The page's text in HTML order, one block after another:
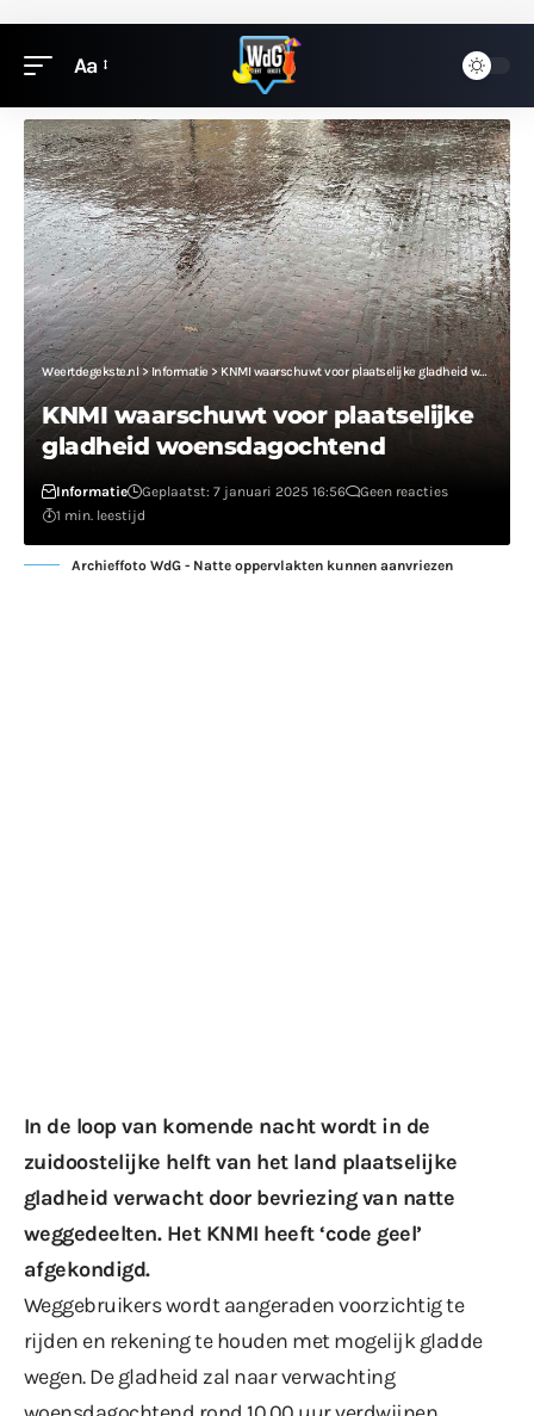
Aa
Weertdegekste.nl> Informatie > KNMI waarschuwt voor plaatselijke gladheid woensdagochtend
KNMI waarschuwt voor plaatselijke
gladheid woensdagochtend
Informatie Geplaatst: 7 januari 2025 16:56
Geen reacties
1 min. leestijd
Archieffoto WdG - Natte oppervlakten kunnen aanvriezen
In de loop van komende nacht wordt in de
zuidoostelijke helft van het land plaatselijke
gladheid verwacht door bevriezing van natte
weggedeelten. Het KNMI heeft ‘code geel’
afgekondigd.
Weggebruikers wordt aangeraden voorzichtig te
rijden en rekening te houden met mogelijk gladde
wegen. De gladheid zal naar verwachting